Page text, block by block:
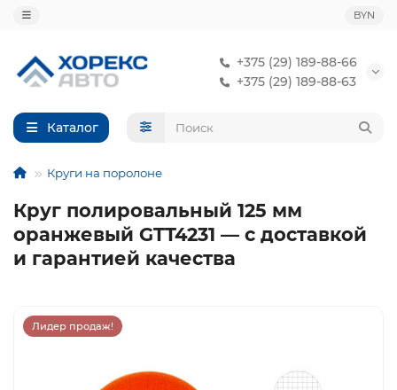
BYN
+375 (29) 189-88-66
+375 (29) 189-88-63
Каталог
Круги на поролоне
Круг полировальный 125 мм
оранжевый GTT4231 — с доставкой
и гарантией качества
Лидер продаж!